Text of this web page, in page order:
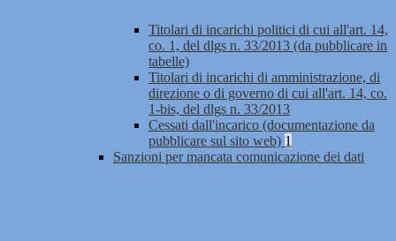
Titolari di incarichi politici di cui all'art. 14,
co. 1, del dlgs n. 33/2013 (da pubblicare in
tabelle)
Titolari di incarichi di amministrazione, di
direzione o di governo di cui all'art. 14, co.
1-bis, del dlgs n. 33/2013
Cessati dall'incarico (documentazione da
pubblicare sul sito web) 1
Sanzioni per mancata comunicazione dei dati